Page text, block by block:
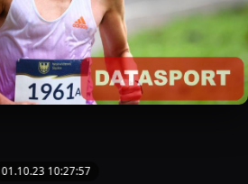
01.10.23 10:27:57